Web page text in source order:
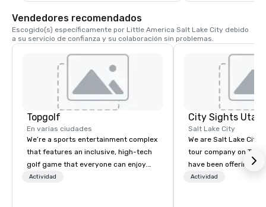
terrenos y un
Vendedores recomendados
Escogido(s) específicamente por Little America Salt Lake City debido
a su servicio de confianza y su colaboración sin problemas.
Topgolf
En varias ciudades
We’re a sports entertainment complex
that features an inclusive, high-tech
golf game that everyone can enjoy.
Paired with an outstanding food and
Actividad
City Sights Utah
Salt Lake City
We are Salt Lake
tour company on
have been offering
for over 40 years.
Actividad